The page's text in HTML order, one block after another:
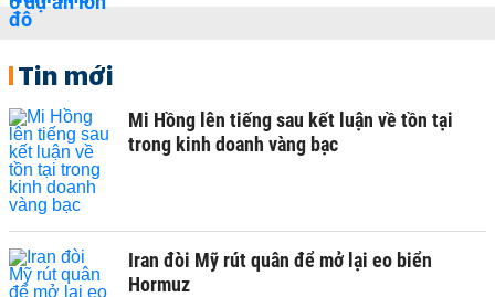
Tin mới
Mi Hồng lên tiếng sau kết luận về tồn tại
trong kinh doanh vàng bạc
Iran đòi Mỹ rút quân để mở lại eo biển
Hormuz